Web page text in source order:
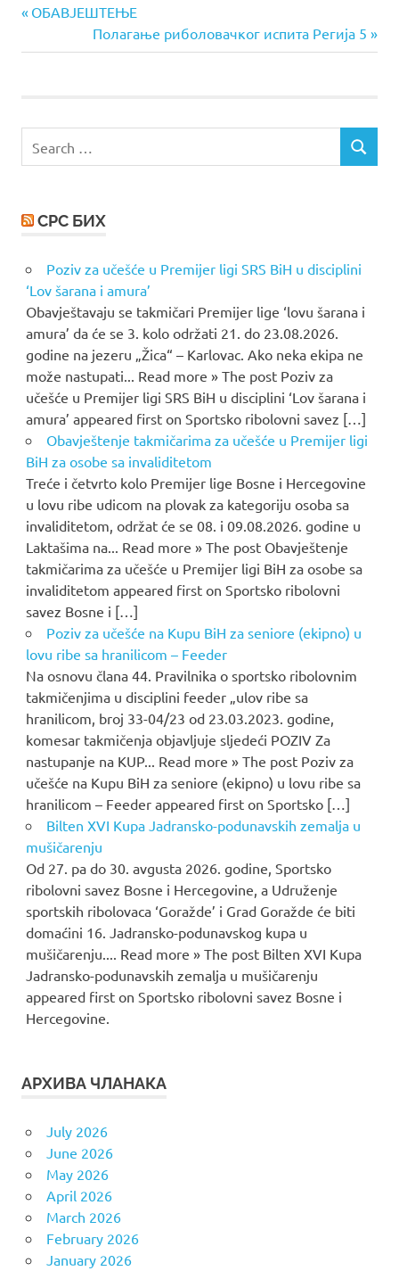
Post
navigation
Previous
ОБАВЈЕШТЕЊЕ
Next
Post:
Полагање риболовачког испита Регија 5
for:
SEARCH
СРС БИХ
Poziv za učešće u Premijer ligi SRS BiH u disciplini
‘Lov šarana i amura’
Obavještavaju se takmičari Premijer lige ‘lovu šarana i
amura’ da će se 3. kolo održati 21. do 23.08.2026.
godine na jezeru „Žica“ – Karlovac. Ako neka ekipa ne
može nastupati... Read more » The post Poziv za
učešće u Premijer ligi SRS BiH u disciplini ‘Lov šarana i
amura’ appeared first on Sportsko ribolovni savez […]
Obavještenje takmičarima za učešće u Premijer ligi
BiH za osobe sa invaliditetom
Treće i četvrto kolo Premijer lige Bosne i Hercegovine
u lovu ribe udicom na plovak za kategoriju osoba sa
invaliditetom, održat će se 08. i 09.08.2026. godine u
Laktašima na... Read more » The post Obavještenje
takmičarima za učešće u Premijer ligi BiH za osobe sa
invaliditetom appeared first on Sportsko ribolovni
savez Bosne i […]
Poziv za učešće na Kupu BiH za seniore (ekipno) u
lovu ribe sa hranilicom – Feeder
Na osnovu člana 44. Pravilnika o sportsko ribolovnim
takmičenjima u disciplini feeder „ulov ribe sa
hranilicom, broj 33-04/23 od 23.03.2023. godine,
komesar takmičenja objavljuje sljedeći POZIV Za
nastupanje na KUP... Read more » The post Poziv za
učešće na Kupu BiH za seniore (ekipno) u lovu ribe sa
hranilicom – Feeder appeared first on Sportsko […]
Bilten XVI Kupa Jadransko-podunavskih zemalja u
mušičarenju
Od 27. pa do 30. avgusta 2026. godine, Sportsko
ribolovni savez Bosne i Hercegovine, a Udruženje
sportskih ribolovaca ‘Goražde’ i Grad Goražde će biti
domaćini 16. Jadransko-podunavskog kupa u
mušičarenju.... Read more » The post Bilten XVI Kupa
Jadransko-podunavskih zemalja u mušičarenju
appeared first on Sportsko ribolovni savez Bosne i
Hercegovine.
АРХИВА ЧЛАНАКА
July 2026
June 2026
May 2026
April 2026
March 2026
February 2026
January 2026